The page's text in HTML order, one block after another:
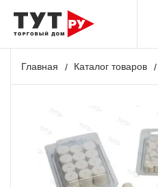
Главная Каталог товаров